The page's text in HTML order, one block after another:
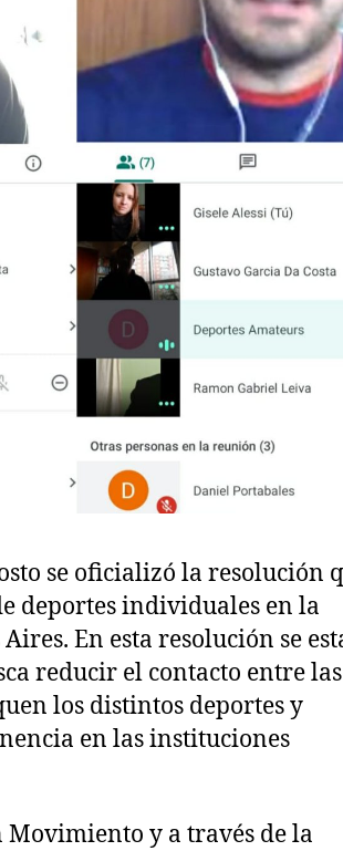
se oficializó la resolución
deportes individuales en la
En esta resolución se
reducir el contacto entre las
los distintos deportes y
en las instituciones
Movimiento y a través de la